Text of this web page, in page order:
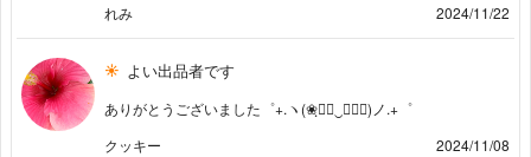
れみ
2024/11/22
よい出品者です
ありがとうございました゜+.ヽ(❀ฺ◕ฺ‿ฺ◕ฺ)ノ.+゜
クッキー
2024/11/08